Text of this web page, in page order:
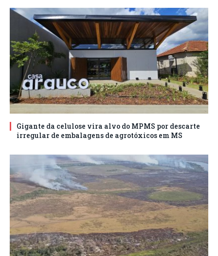
Gigante da celulose vira alvo do MPMS por descarte
irregular de embalagens de agrotóxicos em MS